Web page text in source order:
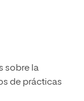
sobre la
de prácticas